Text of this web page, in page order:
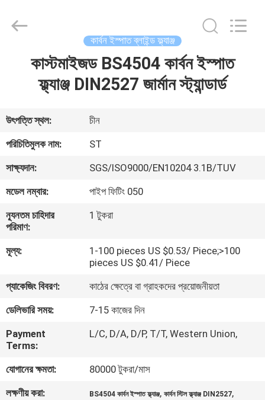
ভিডিও
VR
প্রদর্শন
আমাদের
সম্পর্কে
কারখানা
ভ্রমণ
মান
নিয়ন্ত্রণ
Ltd..
কার্বন ইস্পাত ব্লাইন্ড ফ্ল্যাঞ্জ
কাস্টমাইজড BS4504 কার্বন ইস্পাত
ফ্ল্যাঞ্জ DIN2527 জার্মান স্ট্যান্ডার্ড
উৎপত্তি স্থল:
চীন
পরিচিতিমুলক নাম:
ST
সাক্ষ্যদান:
SGS/ISO9000/EN10204 3.1B/TUV
মডেল নম্বার:
পাইপ ফিটিং 050
ন্যূনতম চাহিদার
পরিমাণ:
1 টুকরা
মূল্য:
1-100 pieces US $0.53/ Piece;>100
pieces US $0.41/ Piece
প্যাকেজিং বিবরণ:
কাঠের ক্ষেত্রে বা গ্রাহকদের প্রয়োজনীয়তা
ডেলিভারি সময়:
7-15 কাজের দিন
Payment
Terms:
L/C, D/A, D/P, T/T, Western Union,
যোগানের ক্ষমতা:
80000 টুকরা/মাস
লক্ষণীয় করা:
BS4504 কার্বন ইস্পাত ফ্ল্যাঞ্জ,কার্বন স্টিল ফ্ল্যাঞ্জ DIN2527,